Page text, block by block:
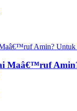
Maâ€™ruf